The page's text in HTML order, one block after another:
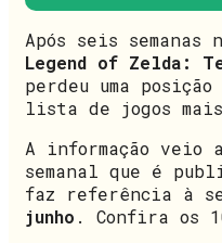
Após seis
Legend of Zelda:
perdeu uma
lista de jogos
A informação veio
semanal que é
faz referência à
junho . Confira os